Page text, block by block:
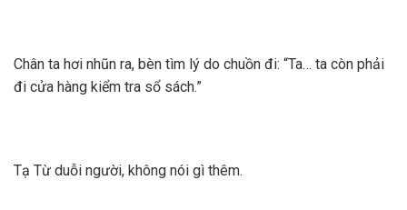
Chân ta hơi nhũn ra, bèn tìm lý do chuồn đi: “Ta… ta còn phải
đi cửa hàng kiểm tra sổ sách.”
Tạ Từ duỗi người, không nói gì thêm.